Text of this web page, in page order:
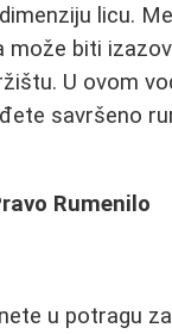
licu.
može biti
U ovom
savršeno
Rumenilo
u potragu